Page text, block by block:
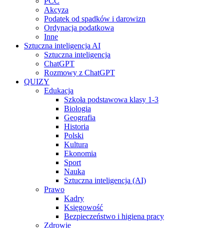
Akcyza
Podatek od spadków i darowizn
Ordynacja podatkowa
Inne
Sztuczna inteligencja AI
Sztuczna inteligencja
ChatGPT
Rozmowy z ChatGPT
QUIZY
Edukacja
Szkoła podstawowa klasy 1-3
Biologia
Geografia
Historia
Polski
Kultura
Ekonomia
Sport
Nauka
Sztuczna inteligencja (AI)
Prawo
Kadry
Księgowość
Bezpieczeństwo i higiena pracy
Zdrowie